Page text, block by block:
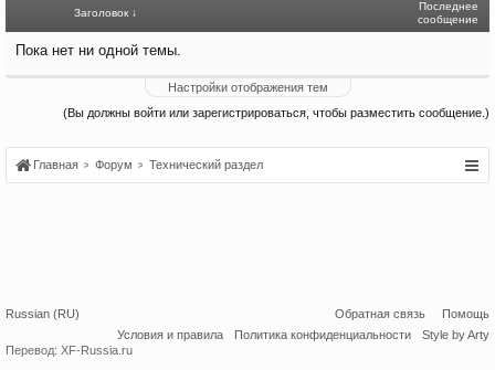
Заголовок ↓
Последнее
сообщение
Пока нет ни одной темы.
Настройки отображения тем
(Вы должны войти или зарегистрироваться, чтобы разместить сообщение.)
Главная Форум Технический раздел
Russian (RU) Обратная связь
Помощь
Условия и правила
Политика конфиденциальности
Style by Arty
Перевод: XF-Russia.ru